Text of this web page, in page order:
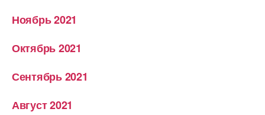
Ноябрь 2021
Октябрь 2021
Сентябрь 2021
Август 2021